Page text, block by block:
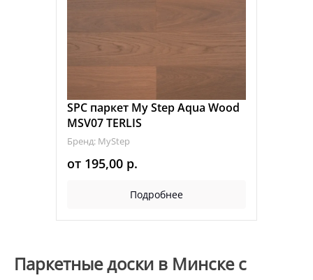
SPC паркет My Step Aqua Wood
MSV07 TERLIS
Бренд: MyStep
от 195,00 р.
Подробнее
Паркетные доски в Минске с